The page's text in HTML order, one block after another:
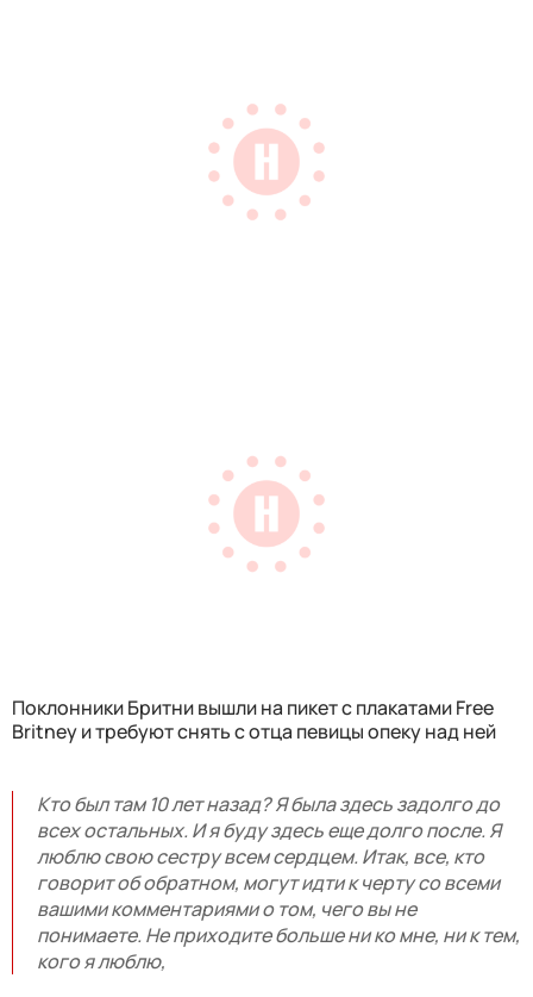
Поклонники Бритни вышли на пикет с плакатами Free
Britney и требуют снять с отца певицы опеку над ней
Кто был там 10 лет назад? Я была здесь задолго до
всех остальных. И я буду здесь еще долго после. Я
люблю свою сестру всем сердцем. Итак, все, кто
говорит об обратном, могут идти к черту со всеми
вашими комментариями о том, чего вы не
понимаете. Не приходите больше ни ко мне, ни к тем,
кого я люблю,